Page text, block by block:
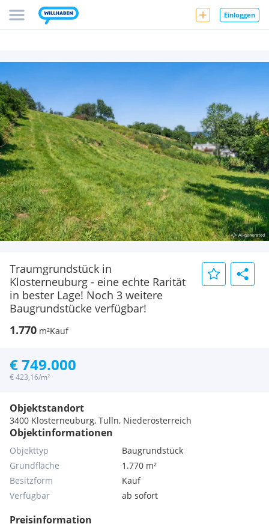
Einloggen
Traumgrundstück in
Klosterneuburg - eine echte Rarität
in bester Lage! Noch 3 weitere
Baugrundstücke verfügbar!
1.770 m²Kauf
€ 749.000
€ 423,16/m²
Objektstandort
3400 Klosterneuburg, Tulln, Niederösterreich
Objektinformationen
Objekttyp
Baugrundstück
Grundfläche
1.770 m²
Besitzform
Kauf
Verfügbar
ab sofort
Preisinformation